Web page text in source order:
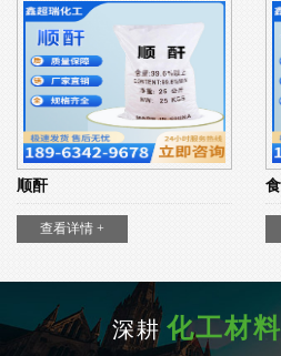
顺酐
查看详情 +
深耕 化工材料